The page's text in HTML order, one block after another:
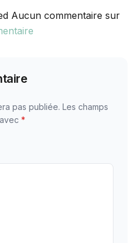
Aucun commentaire sur
pas publiée. Les champs
*